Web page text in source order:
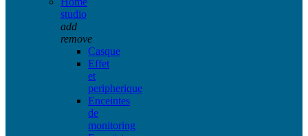
studio
add
remove
Casque
Effet
et
peripherique
Enceintes
de
monitoring